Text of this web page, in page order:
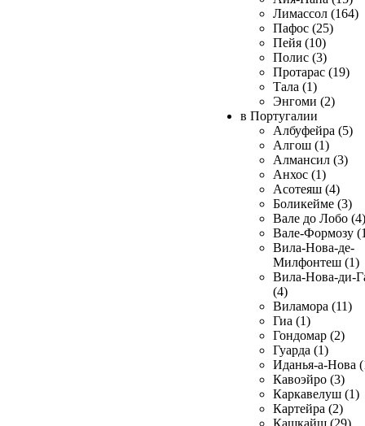
Лимассол (164)
Пафос (25)
Пейя (10)
Полис (3)
Протарас (19)
Тала (1)
Энгоми (2)
в Португалии
Албуфейра (5)
Алгош (1)
Алмансил (3)
Анхос (1)
Асотеяш (4)
Боликейме (3)
Вале до Лобо (4)
Вале-Формозу
Вила-Нова-де-
Милфонтеш (1)
Вила-Нова-ди-
(4)
Виламора (11)
Гиа (1)
Гондомар (2)
Гуарда (1)
Иданья-а-Нова
Кавоэйро (3)
Каркавелуш (1)
Картейра (2)
Кашкайш (29)